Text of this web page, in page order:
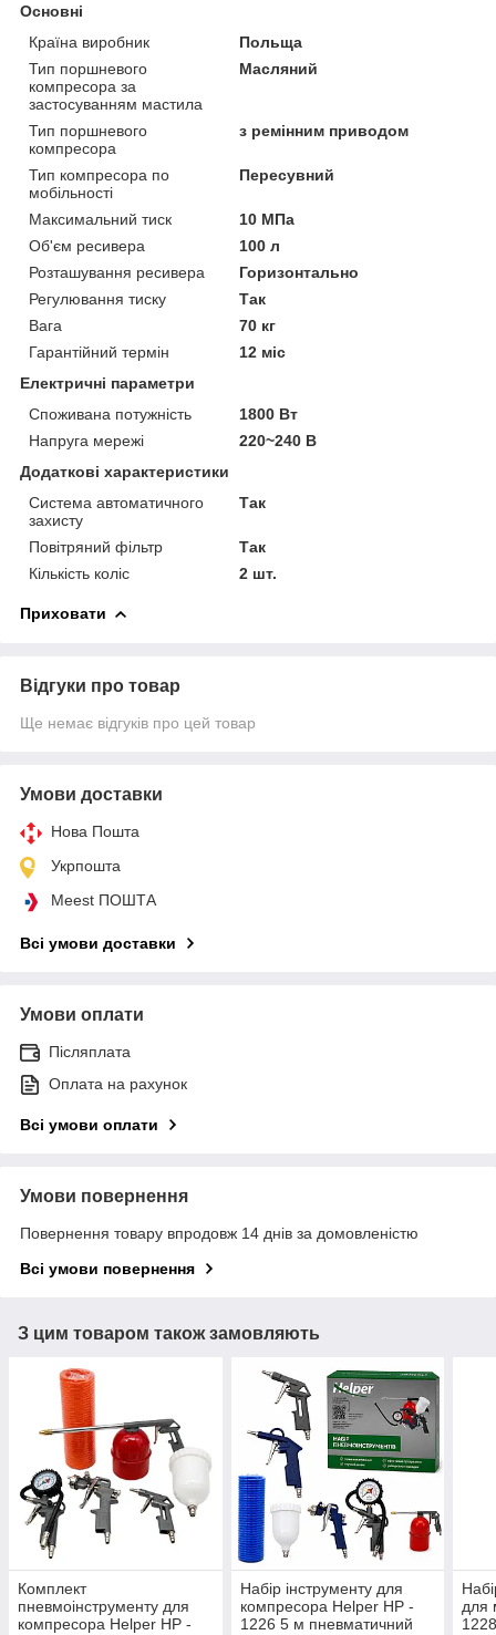
Основні
Країна виробник
Польща
Тип поршневого
компресора за
застосуванням мастила
Масляний
Тип поршневого
компресора
з ремінним приводом
Тип компресора по
мобільності
Пересувний
Максимальний тиск
10 МПа
Об'єм ресивера
100 л
Розташування ресивера
Горизонтально
Регулювання тиску
Так
Вага
70 кг
Гарантійний термін
12 міс
Електричні параметри
Споживана потужність
1800 Вт
Напруга мережі
220~240 В
Додаткові характеристики
Система автоматичного
захисту
Так
Повітряний фільтр
Так
Кількість коліс
2 шт.
Приховати
Відгуки про товар
Ще немає відгуків про цей товар
Умови доставки
Нова Пошта
Укрпошта
Meest ПОШТА
Всі умови доставки
Умови оплати
Післяплата
Оплата на рахунок
Всі умови оплати
Умови повернення
Повернення товару впродовж 14 днів за домовленістю
Всі умови повернення
З цим товаром також замовляють
Комплект
пневмоінструменту для
компресора Helper HP -
Набір інструменту для
компресора Helper HP -
1226 5 м пневматичний
для